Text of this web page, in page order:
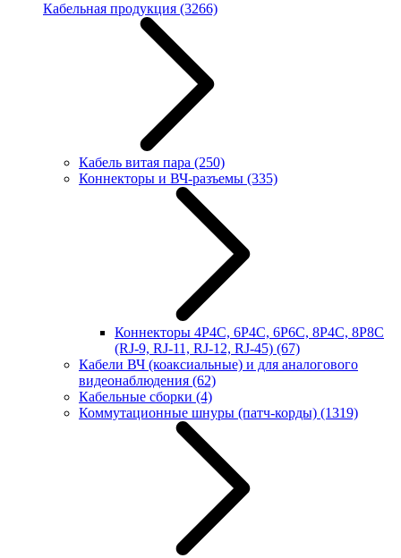
Кабельная продукция (3266)
Кабель витая пара (250)
Коннекторы и ВЧ-разъемы (335)
Коннекторы 4P4C, 6P4C, 6P6C, 8P4C, 8P8C
(RJ-9, RJ-11, RJ-12, RJ-45) (67)
Кабели ВЧ (коаксиальные) и для аналогового
видеонаблюдения (62)
Кабельные сборки (4)
Коммутационные шнуры (патч-корды) (1319)